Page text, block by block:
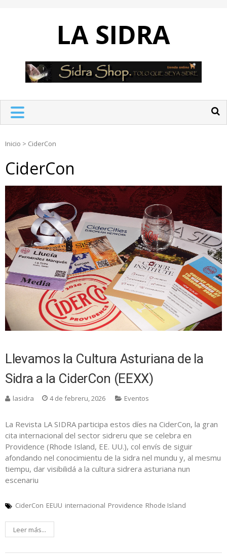
LA SIDRA
Inicio > CiderCon
CiderCon
Llevamos la Cultura Asturiana de la
Sidra a la CiderCon (EEXX)
lasidra 4 de febreru, 2026 Eventos
La Revista LA SIDRA participa estos díes na CiderCon, la gran
cita internacional del sector sidreru que se celebra en
Providence (Rhode Island, EE. UU.), col envís de siguir
afondando nel conocimientu de la sidra nel mundu y, al mesmu
tiempu, dar visibilidá a la cultura sidrera asturiana nun
escenariu
CiderCon EEUU internacional Providence Rhode Island
Leer más...